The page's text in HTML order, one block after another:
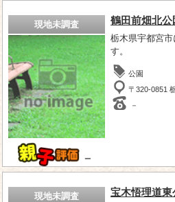
現地未調査
－
鶴田前畑北公
栃木県宇都宮
す。
公園
〒320-0851
－
現地未調査 宝木悟理道東